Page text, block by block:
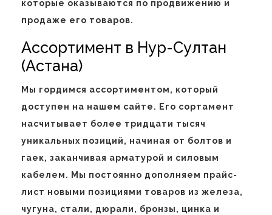
которые оказываются по продвижению и
продаже его товаров.
Ассортимент в Нур-Султан
(Астана)
Мы гордимся ассортиментом, который
доступен на нашем сайте. Его сортамент
насчитывает более тридцати тысяч
уникальных позиций, начиная от болтов и
гаек, заканчивая арматурой и силовым
кабелем. Мы постоянно дополняем прайс-
лист новыми позициями товаров из железа,
чугуна, стали, дюрали, бронзы, цинка и